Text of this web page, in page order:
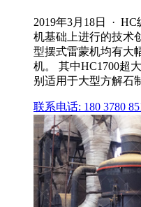
2019年3月18日 ·
机基础上进行的技术
型摆式雷蒙机均有大
机。 其中HC1700超
别适用于大型方解石
联系电话: 180 3780